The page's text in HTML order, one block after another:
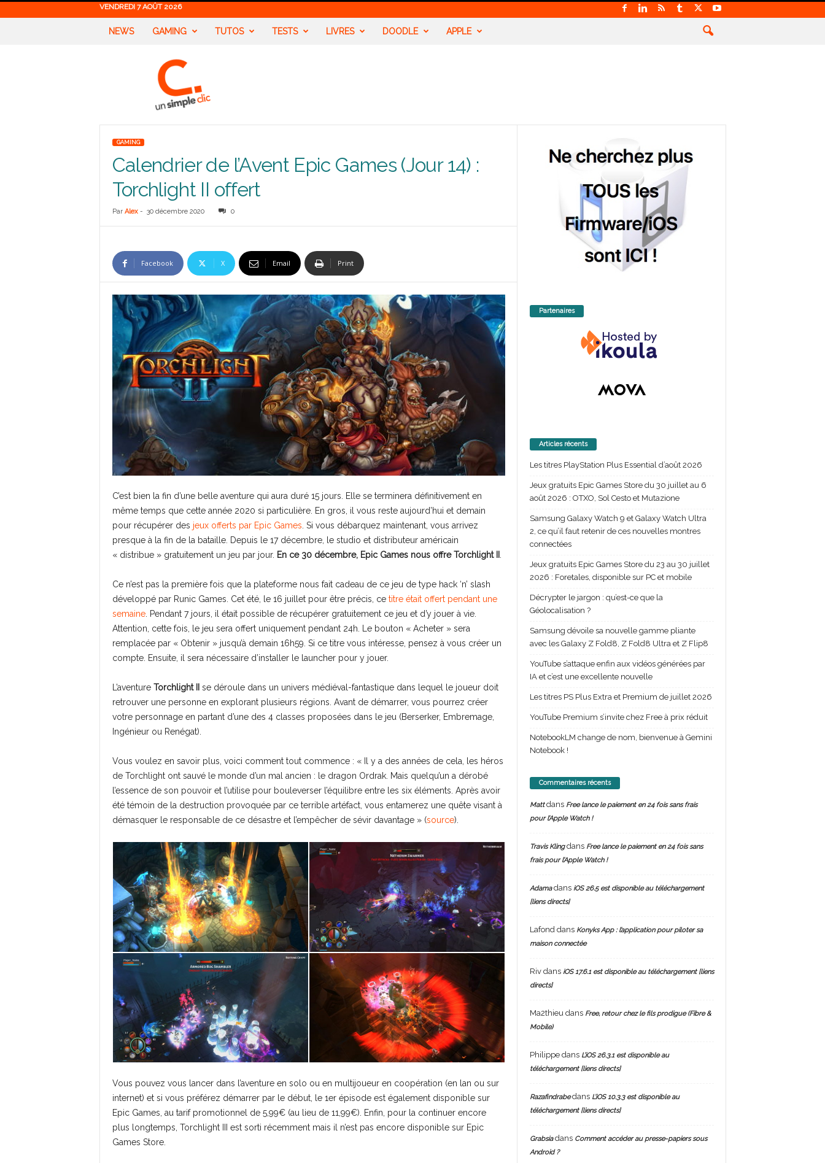
VENDREDI 7 AOÛT 2026
NEWS GAMING TUTOS TESTS LIVRES DOODLE APPLE
GAMING
Calendrier de l’Avent Epic Games (Jour 14) :
Torchlight II offert
Par Alex- 30 décembre 2020 0
Facebook X Email Print
C’est bien la fin d’une belle aventure qui aura duré 15 jours. Elle se terminera définitivement en
même temps que cette année 2020 si particulière. En gros, il vous reste aujourd’hui et demain
pour récupérer des jeux offerts par Epic Games . Si vous débarquez maintenant, vous arrivez
presque à la fin de la bataille. Depuis le 17 décembre, le studio et distributeur américain
« distribue » gratuitement un jeu par jour. En ce 30 décembre, Epic Games nous offre Torchlight II
Ce n’est pas la première fois que la plateforme nous fait cadeau de ce jeu de type hack ‘n’ slash
développé par Runic Games. Cet été, le 16 juillet pour être précis, ce titre était offert pendant une
semaine. Pendant 7 jours, il était possible de récupérer gratuitement ce jeu et d’y jouer à vie.
Attention, cette fois, le jeu sera offert uniquement pendant 24h. Le bouton « Acheter » sera
remplacée par « Obtenir » jusqu’à demain 16h59. Si ce titre vous intéresse, pensez à vous créer un
compte. Ensuite, il sera nécessaire d’installer le launcher pour y jouer.
L’aventure Torchlight II
se déroule dans un univers médiéval-fantastique dans lequel le joueur doit
retrouver une personne en explorant plusieurs régions. Avant de démarrer, vous pourrez créer
votre personnage en partant d’une des 4 classes proposées dans le jeu (Berserker, Embremage,
Ingénieur ou Renégat).
Vous voulez en savoir plus, voici comment tout commence : « Il y a des années de cela, les héros
de Torchlight ont sauvé le monde d’un mal ancien : le dragon Ordrak. Mais quelqu’un a dérobé
l’essence de son pouvoir et l’utilise pour bouleverser l’équilibre entre les six éléments. Après avoir
été témoin de la destruction provoquée par ce terrible artéfact, vous entamerez une quête visant à
démasquer le responsable de ce désastre et l’empêcher de sévir davantage » (source).
Vous pouvez vous lancer dans l’aventure en solo ou en multijoueur en coopération (en lan ou sur
internet) et si vous préférez démarrer par le début, le 1er épisode est également disponible sur
Epic Games, au tarif promotionnel de 5,99€ (au lieu de 11,99€). Enfin, pour la continuer encore
plus longtemps, Torchlight III est sorti récemment mais il n’est pas encore disponible sur Epic
Games Store.
Partenaires
Articles récents
Les titres PlayStation Plus Essential d’août 2026
Jeux gratuits Epic Games Store du 30 juillet au 6
août 2026 : OTXO, Sol Cesto et Mutazione
Samsung Galaxy Watch 9 et Galaxy Watch Ultra
2, ce qu’il faut retenir de ces nouvelles montres
connectées
Jeux gratuits Epic Games Store du 23 au 30 juillet
2026 : Foretales, disponible sur PC et mobile
Décrypter le jargon : qu’est-ce que la
Géolocalisation ?
Samsung dévoile sa nouvelle gamme pliante
avec les Galaxy Z Fold8, Z Fold8 Ultra et Z Flip8
YouTube s’attaque enfin aux vidéos générées par
IA et c’est une excellente nouvelle
Les titres PS Plus Extra et Premium de juillet 2026
YouTube Premium s’invite chez Free à prix réduit
NotebookLM change de nom, bienvenue à Gemini
Notebook !
Commentaires récents
Mattdans Free lance le paiement en 24 fois sans frais
pour l’Apple Watch !
Travis Klingdans Free lance le paiement en 24 fois sans
frais pour l’Apple Watch !
Adamadans iOS 26.5 est disponible au téléchargement
[liens directs]
Lafond dans Konyks App : l’application pour piloter sa
maison connectée
Rivdans iOS 17.6.1 est disponible au téléchargement [liens
directs]
Ma2thieu dans Free, retour chez le fils prodigue (Fibre &
Mobile)
Philippedans L’iOS 26.3.1 est disponible au
téléchargement [liens directs]
Razafindrabedans L’iOS 10.3.3 est disponible au
téléchargement [liens directs]
Grabsiadans Comment accéder au presse-papiers sous
Android ?